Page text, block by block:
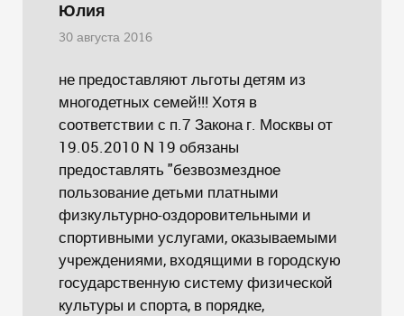
Юлия
30 августа 2016
не предоставляют льготы детям из
многодетных семей!!! Хотя в
соответствии с п.7 Закона г. Москвы от
19.05.2010 N 19 обязаны
предоставлять "безвозмездное
пользование детьми платными
физкультурно-оздоровительными и
спортивными услугами, оказываемыми
учреждениями, входящими в городскую
государственную систему физической
культуры и спорта, в порядке,